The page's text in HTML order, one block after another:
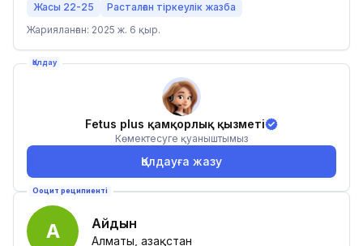
Жасы 22-25
Расталған тіркеулік жазба
Жарияланған: 2025 ж. 6 қыр.
Қолдау
Fetus plus қамқорлық қызметі
Көмектесуге қуаныштымыз
Қолдауға жазу
Ооцит реципиенті
А Айдын
Алматы, Қазақстан